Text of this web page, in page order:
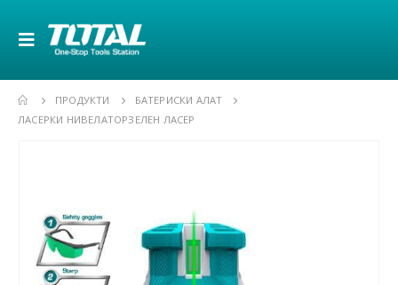
ПРОДУКТИ
БАТЕРИСКИ АЛАТ
ЛАСЕРКИ НИВЕЛАТОРЗЕЛЕН ЛАСЕР